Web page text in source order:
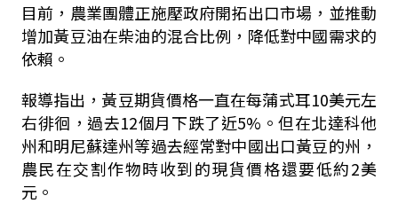
目前，農業團體正施壓政府開拓出口市場，並推動
增加黃豆油在柴油的混合比例，降低對中國需求的
依賴。
報導指出，黃豆期貨價格一直在每蒲式耳10美元左
右徘徊，過去12個月下跌了近5% 。但在北達科他
州和明尼蘇達州等過去經常對中國出口黃豆的州，
農民在交割作物時收到的現貨價格還要低約2美
元。